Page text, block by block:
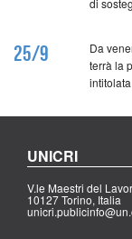
di
25/9
Da
terrà la
UNICRI
V.le Maestri del
10127 Torino, Italia